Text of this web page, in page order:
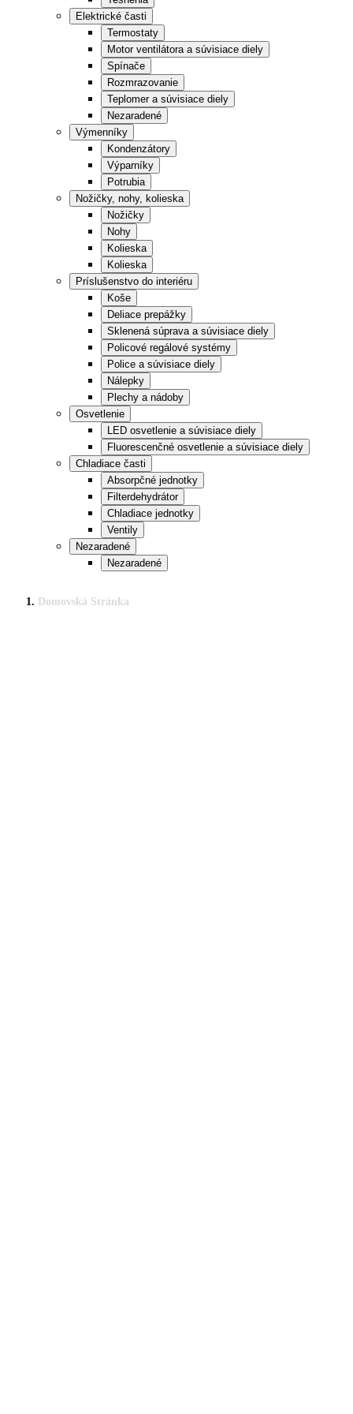
Víno, pivo, sódovky
Večerky a malé predajne
Maloobchod / Retail
Čierne prevedenie
Energeticky účinné chladenie
Kuchyňa
Skladovanie
Rýchle občerstvenie
Elektrické časti
Termostaty
Motor ventilátora a súvisiace diely
Spínače
Rozmrazovanie
Teplomer a súvisiace diely
Nezaradené
Výmenníky
Kondenzátory
Výparníky
Potrubia
Nožičky, nohy, kolieska
Nožičky
Nohy
Kolieska
Kolieska
Príslušenstvo do interiéru
Koše
Deliace prepážky
Sklenená súprava a súvisiace diely
Policové regálové systémy
Police a súvisiace diely
Nálepky
Plechy a nádoby
Osvetlenie
LED osvetlenie a súvisiace diely
Fluorescenčné osvetlenie a súvisiace diely
Chladiace časti
Absorpčné jednotky
Filterdehydrátor
Chladiace jednotky
Ventily
Nezaradené
Nezaradené
Domovská Stránka